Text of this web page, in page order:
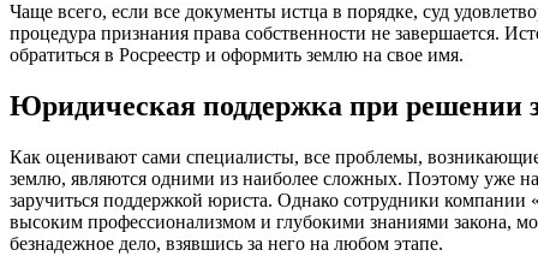
Чаще всего, если все документы истца в порядке, суд
процедура признания права собственности не завершается.
обратиться в Росреестр и оформить землю на свое имя.
Юридическая поддержка при решении
Как оценивают сами специалисты, все проблемы,
землю, являются одними из наиболее сложных. Поэтому уже на
заручиться поддержкой юриста. Однако сотрудники
высоким профессионализмом и глубокими знаниями закона,
безнадежное дело, взявшись за него на любом этапе.